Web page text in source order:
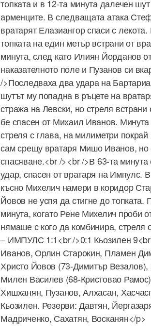
топката и в 12-та минута далечен
арменците. В следващата атака
вратарят Елазиангор спаси с
топката на един метър встрани от
минута, след като Илиян Йорданов
наказателното поле и Пузанов си
/>Последваха два удара на
шутът му попадна в ръцете на
стража на Левски, но стреля
бе спасен от Михаил Иванов.
стреля с глава, на милиметри
сам срещу вратаря Мишо Иванов, но
спасяване.<br /><br />В 63-та
удар, спасен от вратаря на Импулс.
късно Михелич намери в коридор
Йовов не успя да стигне до
минута, когато Рене Михелич проби
нямаше с кого да комбинира,
– ИМПУЛС 1:1<br />0:1 Кьозилен
Иванов, Орлин Старокин, Пламен
Христо Йовов (73-Димитър
Милен Василев (68-Кристовао
Хишханян, Пузанов, Алхасан,
Кьозилен. Резерви: Давтян,
Мадриченко, Сахатян, Восканян</p>